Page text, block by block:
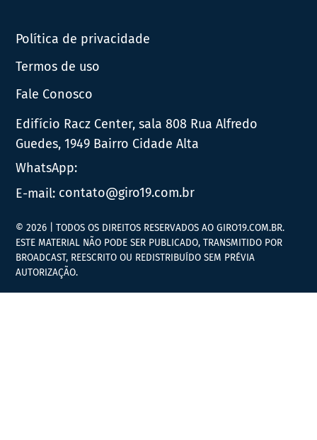
Política de privacidade
Termos de uso
Fale Conosco
Edifício Racz Center, sala 808 Rua Alfredo
Guedes, 1949 Bairro Cidade Alta
WhatsApp:
E-mail: contato@giro19.com.br
© 2026 | TODOS OS DIREITOS RESERVADOS AO GIRO19.COM.BR.
ESTE MATERIAL NÃO PODE SER PUBLICADO, TRANSMITIDO POR
BROADCAST, REESCRITO OU REDISTRIBUÍDO SEM PRÉVIA
AUTORIZAÇÃO.